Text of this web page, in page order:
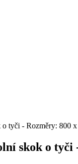
tyči - Rozměry: 800
skok o tyči